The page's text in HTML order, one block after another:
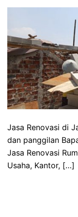
Jasa Renovasi di
dan panggilan
Jasa Renovasi
Usaha, Kantor, […]